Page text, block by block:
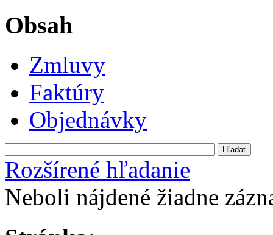
Obsah
Zmluvy
Faktúry
Objednávky
Rozšírené hľadanie
Neboli nájdené žiadne